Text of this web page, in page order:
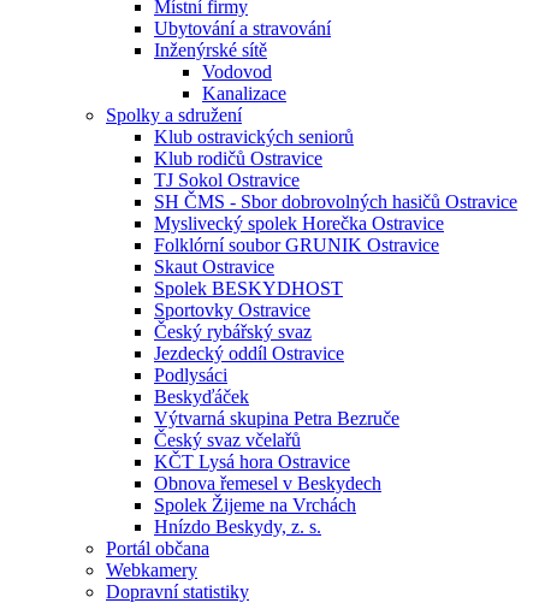
Místní firmy
Ubytování a stravování
Inženýrské sítě
Vodovod
Kanalizace
Spolky a sdružení
Klub ostravických seniorů
Klub rodičů Ostravice
TJ Sokol Ostravice
SH ČMS - Sbor dobrovolných hasičů Ostravice
Myslivecký spolek Horečka Ostravice
Folklórní soubor GRUNIK Ostravice
Skaut Ostravice
Spolek BESKYDHOST
Sportovky Ostravice
Český rybářský svaz
Jezdecký oddíl Ostravice
Podlysáci
Beskyďáček
Výtvarná skupina Petra Bezruče
Český svaz včelařů
KČT Lysá hora Ostravice
Obnova řemesel v Beskydech
Spolek Žijeme na Vrchách
Hnízdo Beskydy, z. s.
Portál občana
Webkamery
Dopravní statistiky